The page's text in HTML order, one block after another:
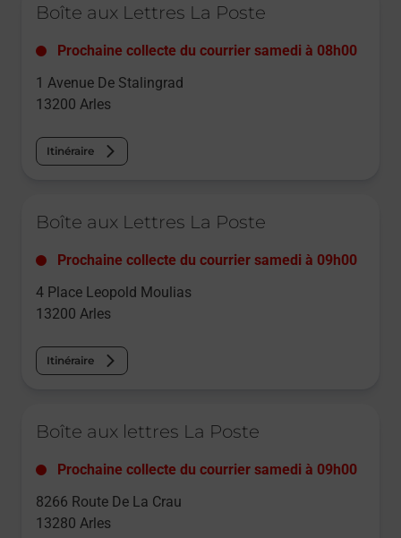
Boîte aux Lettres La Poste
Prochaine collecte du courrier samedi à 08h00
1 Avenue De Stalingrad
13200 Arles
Itinéraire
Boîte aux Lettres La Poste
Prochaine collecte du courrier samedi à 09h00
4 Place Leopold Moulias
13200 Arles
Itinéraire
Boîte aux lettres La Poste
Prochaine collecte du courrier samedi à 09h00
8266 Route De La Crau
13280 Arles